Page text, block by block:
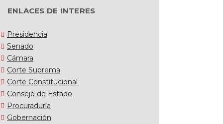
ENLACES DE INTERES
Presidencia
Senado
Cámara
Corte Suprema
Corte Constitucional
Consejo de Estado
Procuraduría
Gobernación